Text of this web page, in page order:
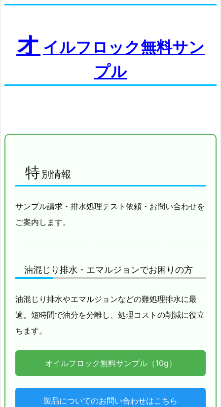
オ イルフロック無料サン
プル
特 別情報
サンプル請求・排水処理テスト依頼・お問い合わせを
ご案内します。
油混じり排水・エマルジョンでお困りの方
油混じり排水やエマルジョンなどの難処理排水に最
適。短時間で油分を分離し、処理コストの削減に役立
ちます。
オイルフロック無料サンプル（10g）
製品についてのお問い合わせはこちら